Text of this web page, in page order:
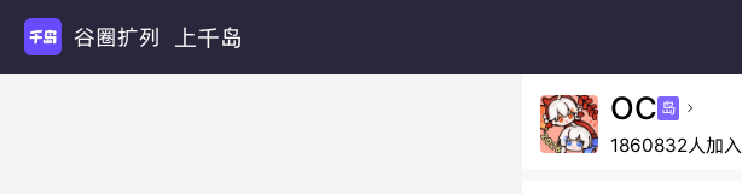
谷圈扩列 上千岛
OC 岛 
1860832人加入